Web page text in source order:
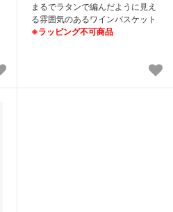
まるでラタンで編んだように見え
る雰囲気のあるワインバスケット
※ラッピング不可商品